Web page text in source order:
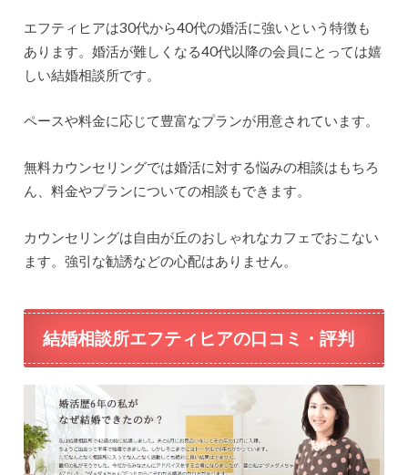
エフティヒアは30代から40代の婚活に強いという特徴も
あります。婚活が難しくなる40代以降の会員にとっては嬉
しい結婚相談所です。
ペースや料金に応じて豊富なプランが用意されています。
無料カウンセリングでは婚活に対する悩みの相談はもちろ
ん、料金やプランについての相談もできます。
カウンセリングは自由が丘のおしゃれなカフェでおこない
ます。強引な勧誘などの心配はありません。
結婚相談所エフティヒアの口コミ・評判